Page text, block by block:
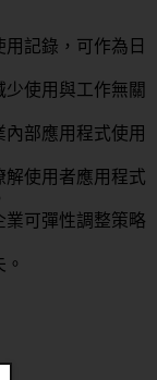
記錄，可作為日
使用與工作無關
部應用程式使用
解使用者應用程式
業可彈性調整策略